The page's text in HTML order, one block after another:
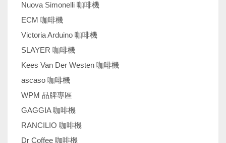
Nuova Simonelli 咖啡機
ECM 咖啡機
Victoria Arduino 咖啡機
SLAYER 咖啡機
Kees Van Der Westen 咖啡機
ascaso 咖啡機
WPM 品牌專區
GAGGIA 咖啡機
RANCILIO 咖啡機
Dr Coffee 咖啡機